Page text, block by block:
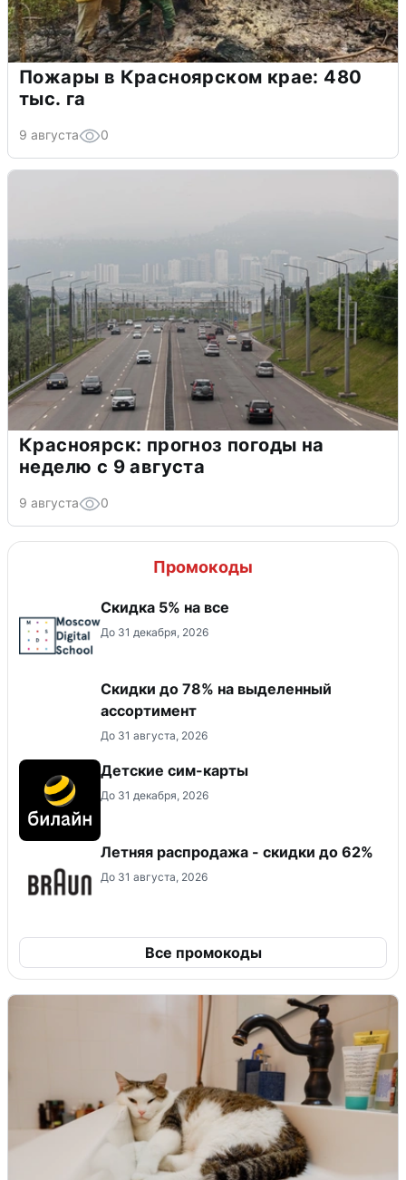
Пожары в Красноярском крае: 480
тыс. га
9 августа 0
Красноярск: прогноз погоды на
неделю с 9 августа
9 августа 0
Промокоды
Скидка 5% на все
До 31 декабря, 2026
Скидки до 78% на выделенный
ассортимент
До 31 августа, 2026
Детские сим-карты
До 31 декабря, 2026
Летняя распродажа - скидки до 62%
До 31 августа, 2026
Все промокоды